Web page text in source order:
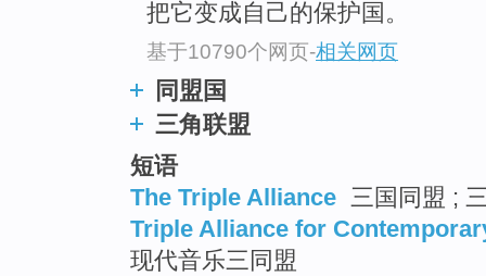
把它变成自己的保护国。
基于10790个网页-相关网页
同盟国
三角联盟
短语
The Triple Alliance 三国同盟 ;
Triple Alliance for
现代音乐三同盟